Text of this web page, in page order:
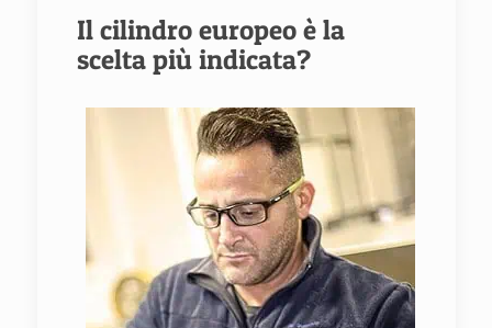
Il cilindro europeo è la
scelta più indicata?